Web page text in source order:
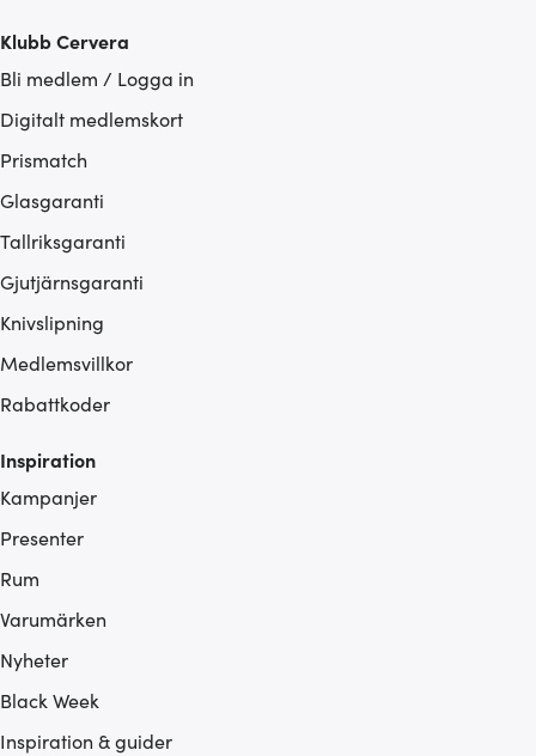
Klubb Cervera
Bli medlem / Logga in
Digitalt medlemskort
Prismatch
Glasgaranti
Tallriksgaranti
Gjutjärnsgaranti
Knivslipning
Medlemsvillkor
Rabattkoder
Inspiration
Kampanjer
Presenter
Rum
Varumärken
Nyheter
Black Week
Inspiration & guider